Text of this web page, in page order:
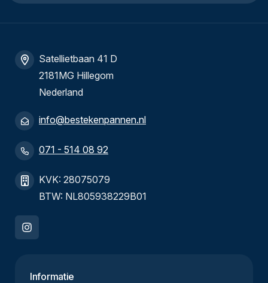
Satellietbaan 41 D
2181MG Hillegom
Nederland
info@bestekenpannen.nl
071 - 514 08 92
KVK: 28075079
BTW: NL805938229B01
Informatie